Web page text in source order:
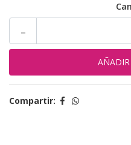
-
Compartir: